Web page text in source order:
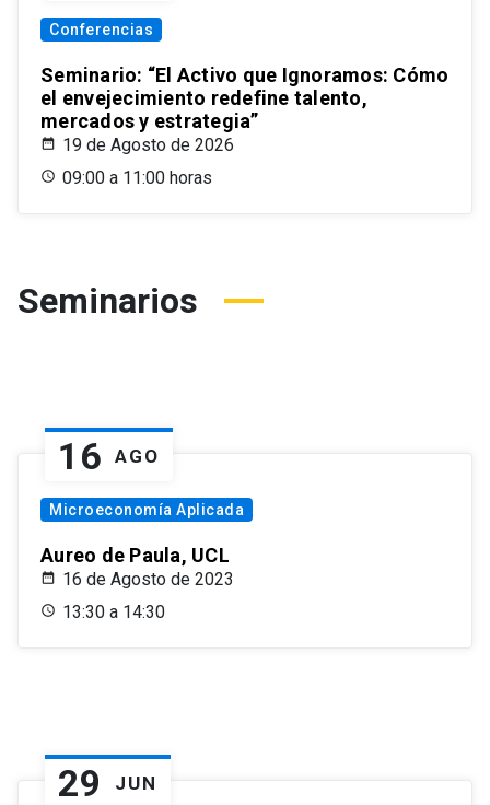
Conferencias
Seminario: “El Activo que Ignoramos: Cómo
el envejecimiento redefine talento,
mercados y estrategia”
19 de Agosto de 2026
09:00 a 11:00 horas
Seminarios
16 AGO
Microeconomía Aplicada
Aureo de Paula, UCL
16 de Agosto de 2023
13:30 a 14:30
29 JUN